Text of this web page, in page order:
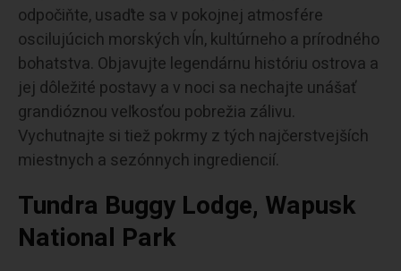
odpočiňte, usaďte sa v pokojnej atmosfére
oscilujúcich morských vĺn, kultúrneho a prírodného
bohatstva. Objavujte legendárnu históriu ostrova a
jej dôležité postavy a v noci sa nechajte unášať
grandióznou veľkosťou pobrežia zálivu.
Vychutnajte si tiež pokrmy z tých najčerstvejších
miestnych a sezónnych ingrediencií.
Tundra Buggy Lodge, Wapusk
National Park